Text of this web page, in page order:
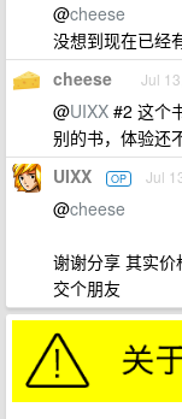
@cheese
没想到现在已经
cheese Jul
@UIXX #2 这个
别的书，体验还
UIXX OP Jul
@cheese
谢谢分享 其实
交个朋友